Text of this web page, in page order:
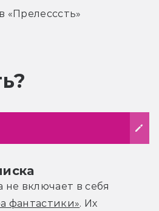
«Прелесссть»
не включает в себя
фантастики». Их